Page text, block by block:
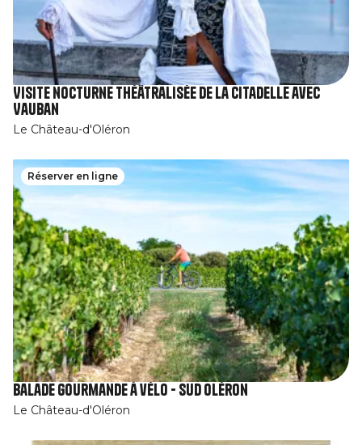
Visite nocturne théâtralisée de la Citadelle avec
Vauban
Le Château-d'Oléron
Réserver en ligne
Balade gourmande à vélo - Sud Oléron
Le Château-d'Oléron